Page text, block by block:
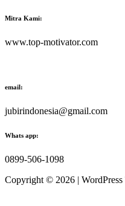
Mitra Kami:
www.top-motivator.com
email:
jubirindonesia@gmail.com
Whats app:
0899-506-1098
Copyright © 2026 | WordPress